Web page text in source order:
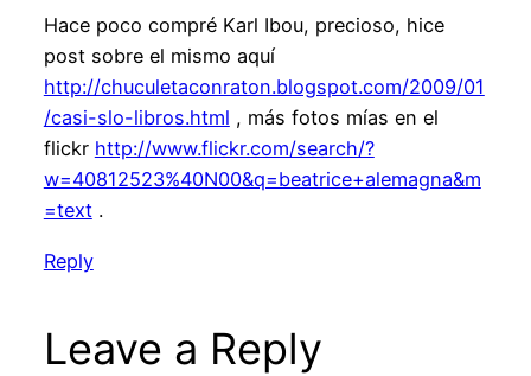
Hace poco compré Karl Ibou, precioso, hice
post sobre el mismo aquí
http://chuculetaconraton.blogspot.com/2009/01
/casi-slo-libros.html , más fotos mías en el
flickr http://www.flickr.com/search/?
w=40812523%40N00&q=beatrice+alemagna&m
=text.
Reply
Leave a Reply